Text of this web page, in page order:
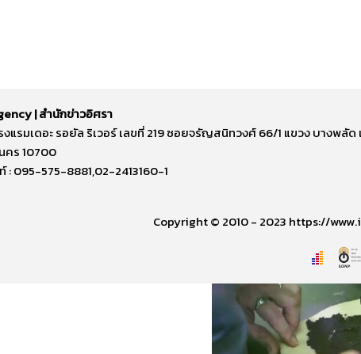
| สำนักข่าวอิศรา
งแรมเดอะ รอยัล ริเวอร์ เลขที่ 219 ซอยจรัญสนิทวงศ์ 66/1 แขวง บางพลั
คร 10700
: 095-575-8881,02-2413160-1
Copyright © 2010 - 2023 https://